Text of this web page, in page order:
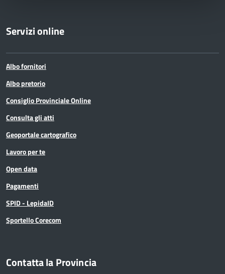
Servizi online
Albo fornitori
Albo pretorio
Consiglio Provinciale Online
Consulta gli atti
Geoportale cartografico
Lavoro per te
Open data
Pagamenti
SPID - LepidaID
Sportello Corecom
Contatta la Provincia